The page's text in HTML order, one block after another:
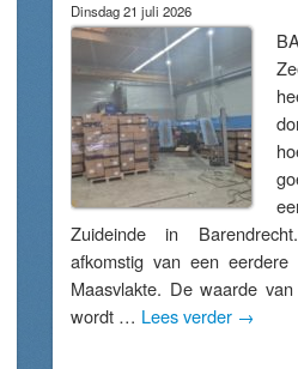
Dinsdag 21 juli 2026
Zuideinde in
afkomstig van een eerdere
Maasvlakte. De waarde
wordt … Lees verder →